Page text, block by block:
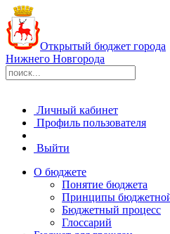
Открытый бюджет города
Нижнего Новгорода
Личный кабинет
Профиль пользователя
Выйти
О бюджете
Понятие бюджета
Принципы
Бюджетный процесс
Глоссарий